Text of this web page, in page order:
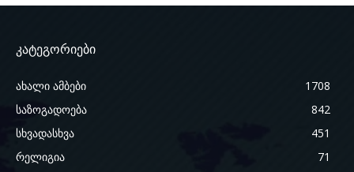
კატეგორიები
ახალი ამბები
1708
საზოგადოება
842
სხვადასხვა
451
რელიგია
71